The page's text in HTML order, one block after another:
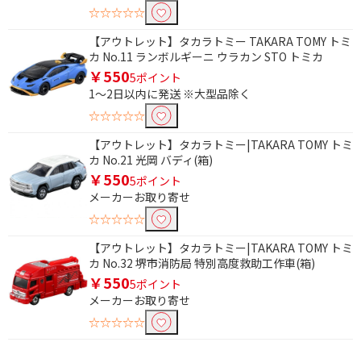
☆☆☆☆☆
【アウトレット】タカラトミー TAKARA TOMY トミ
カ No.11 ランボルギーニ ウラカン STO トミカ
￥5505ポイント
1～2日以内に発送 ※大型品除く
☆☆☆☆☆
【アウトレット】タカラトミー|TAKARA TOMY トミ
カ No.21 光岡 バディ(箱)
￥5505ポイント
メーカーお取り寄せ
☆☆☆☆☆
【アウトレット】タカラトミー|TAKARA TOMY トミ
カ No.32 堺市消防局 特別高度救助工作車(箱)
￥5505ポイント
メーカーお取り寄せ
☆☆☆☆☆